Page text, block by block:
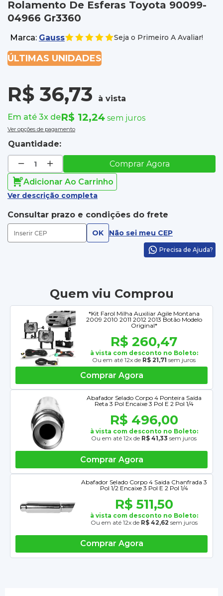
Rolamento De Esferas Toyota 90099-
04966 Gr3360
Marca: Gauss Seja o Primeiro A Avaliar!
ÚLTIMAS UNIDADES
R$ 36,73
à vista
Em até 3x deR$ 12,24 sem juros
Ver opções de pagamento
Quantidade:
Comprar Agora
Adicionar Ao Carrinho
Ver descrição completa
Consultar prazo e condições do frete
OK Não sei meu CEP
Precisa de Ajuda?
Quem viu Comprou
*Kit Farol Milha Auxiliar Agile Montana
2009 2010 2011 2012 2013 Botão Modelo
Original*
R$ 260,47
à vista com desconto no Boleto:
Ou em até 12x de R$ 21,71 sem juros
Comprar Agora
Abafador Selado Corpo 4 Ponteira Saída
Reta 3 Pol Encaixe 3 Pol E 2 Pol 1/4
R$ 496,00
à vista com desconto no Boleto:
Ou em até 12x de R$ 41,33 sem juros
Comprar Agora
Abafador Selado Corpo 4 Saida Chanfrada 3
Pol 1/2 Encaixe 3 Pol E 2 Pol 1/4
R$ 511,50
à vista com desconto no Boleto:
Ou em até 12x de R$ 42,62 sem juros
Comprar Agora